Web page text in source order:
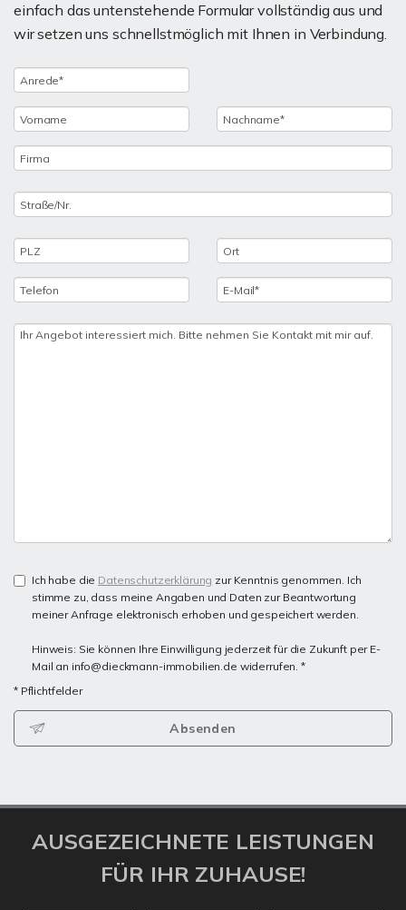
einfach das untenstehende Formular vollständig aus und
wir setzen uns schnellstmöglich mit Ihnen in Verbindung.
Ich habe die Datenschutzerklärung zur Kenntnis genommen. Ich
stimme zu, dass meine Angaben und Daten zur Beantwortung
meiner Anfrage elektronisch erhoben und gespeichert werden.
Hinweis: Sie können Ihre Einwilligung jederzeit für die Zukunft per E-
Mail an info@dieckmann-immobilien.de widerrufen. *
* Pflichtfelder
Absenden
AUSGEZEICHNETE LEISTUNGEN
FÜR IHR ZUHAUSE!